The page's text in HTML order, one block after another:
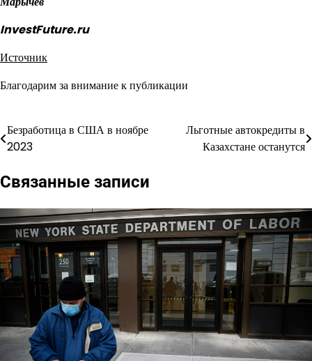
InvestFuture.ru
Источник
Благодарим за внимание к публикации
Навигация
записям
Безработица в США в ноябре
2023
Льготные автокредиты в
Казахстане останутся
Связанные записи